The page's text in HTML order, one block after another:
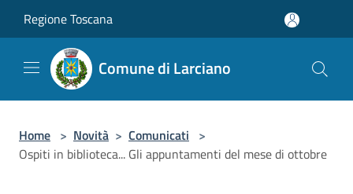
Regione Toscana
Comune di Larciano
Home > Novità > Comunicati >
Ospiti in biblioteca... Gli appuntamenti del mese di ottobre